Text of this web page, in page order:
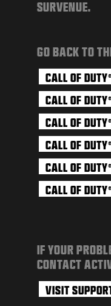
SURVENUE.
GO BACK TO
CALL OF DUTY
CALL OF DUTY
CALL OF DUTY
CALL OF DUTY
CALL OF DUTY
CALL OF DUTY
IF YOUR
CONTACT
VISIT